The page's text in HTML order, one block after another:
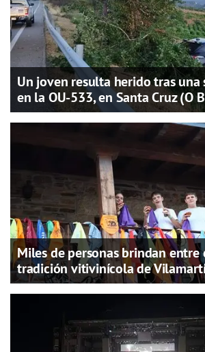
Un joven resulta herido tras una
en la OU-533, en Santa Cruz (O
Miles de personas brindan entre
tradición vitivinícola de